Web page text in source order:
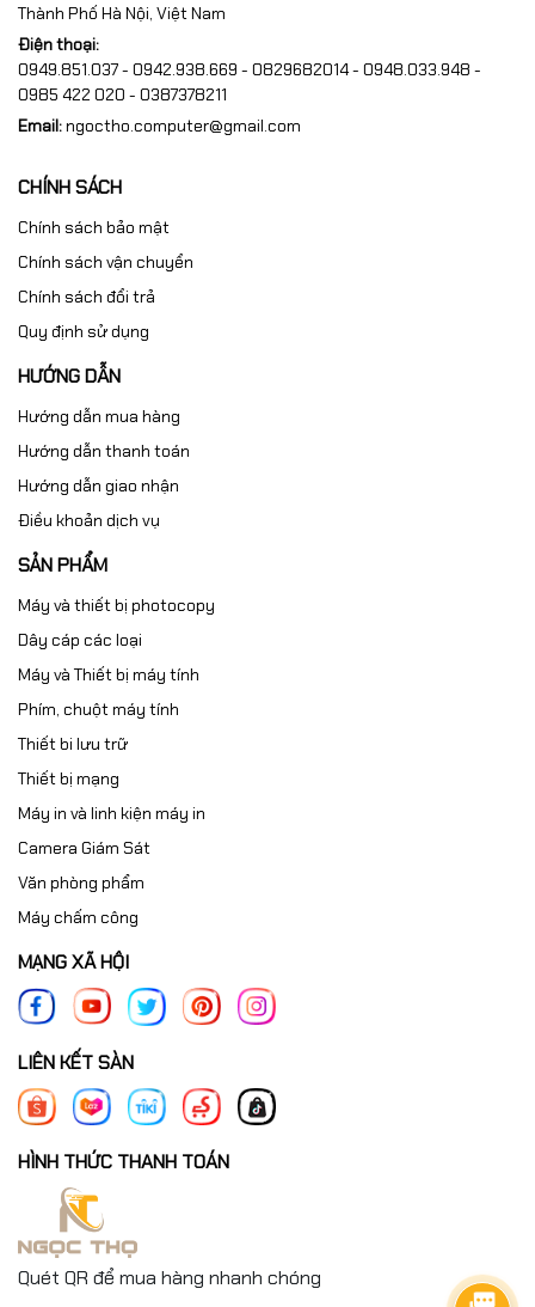
Thành Phố Hà Nội, Việt Nam
Điện thoại:
0949.851.037 - 0942.938.669 - 0829682014 - 0948.033.948 -
0985 422 020 - 0387378211
Email:ngoctho.computer@gmail.com
CHÍNH SÁCH
Chính sách bảo mật
Chính sách vận chuyển
Chính sách đổi trả
Quy định sử dụng
HƯỚNG DẪN
Hướng dẫn mua hàng
Hướng dẫn thanh toán
Hướng dẫn giao nhận
Điều khoản dịch vụ
SẢN PHẨM
Máy và thiết bị photocopy
Dây cáp các loại
Máy và Thiết bị máy tính
Phím, chuột máy tính
Thiết bi lưu trữ
Thiết bị mạng
Máy in và linh kiện máy in
Camera Giám Sát
Văn phòng phẩm
Máy chấm công
MẠNG XÃ HỘI
LIÊN KẾT SÀN
HÌNH THỨC THANH TOÁN
Quét QR để mua hàng nhanh chóng